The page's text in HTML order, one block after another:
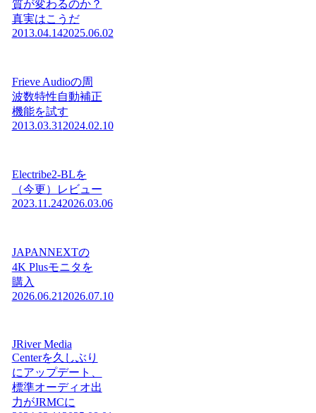
質が変わるのか？
真実はこうだ
2013.04.142025.06.02
Frieve Audioの周
波数特性自動補正
機能を試す
2013.03.312024.02.10
Electribe2-BLを
（今更）レビュー
2023.11.242026.03.06
JAPANNEXTの
4K Plusモニタを
購入
2026.06.212026.07.10
JRiver Media
Centerを久しぶり
にアップデート、
標準オーディオ出
力がJRMCに